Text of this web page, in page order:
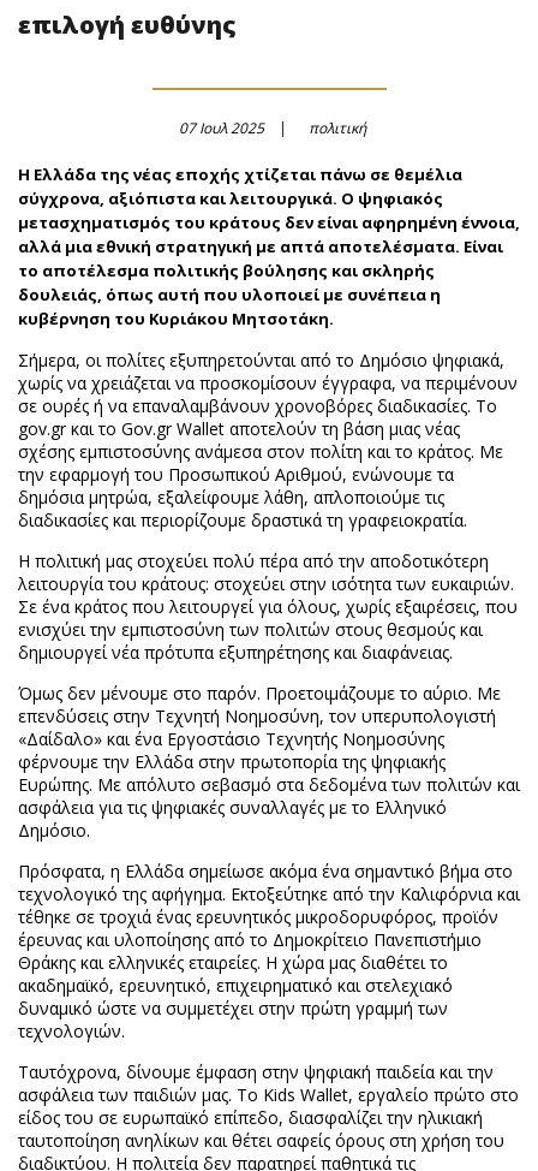
επιλογή ευθύνης
07 Ιουλ 2025 πολιτική
Η Ελλάδα της νέας εποχής χτίζεται πάνω σε θεμέλια
σύγχρονα, αξιόπιστα και λειτουργικά. Ο ψηφιακός
μετασχηματισμός του κράτους δεν είναι αφηρημένη έννοια,
αλλά μια εθνική στρατηγική με απτά αποτελέσματα. Είναι
το αποτέλεσμα πολιτικής βούλησης και σκληρής
δουλειάς, όπως αυτή που υλοποιεί με συνέπεια η
κυβέρνηση του Κυριάκου Μητσοτάκη.
Σήμερα, οι πολίτες εξυπηρετούνται από το Δημόσιο ψηφιακά,
χωρίς να χρειάζεται να προσκομίσουν έγγραφα, να περιμένουν
σε ουρές ή να επαναλαμβάνουν χρονοβόρες διαδικασίες. Το
gov.gr και το Gov.gr Wallet αποτελούν τη βάση μιας νέας
σχέσης εμπιστοσύνης ανάμεσα στον πολίτη και το κράτος. Με
την εφαρμογή του Προσωπικού Αριθμού, ενώνουμε τα
δημόσια μητρώα, εξαλείφουμε λάθη, απλοποιούμε τις
διαδικασίες και περιορίζουμε δραστικά τη γραφειοκρατία.
Η πολιτική μας στοχεύει πολύ πέρα από την αποδοτικότερη
λειτουργία του κράτους: στοχεύει στην ισότητα των ευκαιριών.
Σε ένα κράτος που λειτουργεί για όλους, χωρίς εξαιρέσεις, που
ενισχύει την εμπιστοσύνη των πολιτών στους θεσμούς και
δημιουργεί νέα πρότυπα εξυπηρέτησης και διαφάνειας.
Όμως δεν μένουμε στο παρόν. Προετοιμάζουμε το αύριο. Με
επενδύσεις στην Τεχνητή Νοημοσύνη, τον υπερυπολογιστή
«Δαίδαλο» και ένα Εργοστάσιο Τεχνητής Νοημοσύνης
φέρνουμε την Ελλάδα στην πρωτοπορία της ψηφιακής
Ευρώπης. Με απόλυτο σεβασμό στα δεδομένα των πολιτών και
ασφάλεια για τις ψηφιακές συναλλαγές με το Ελληνικό
Δημόσιο.
Πρόσφατα, η Ελλάδα σημείωσε ακόμα ένα σημαντικό βήμα στο
τεχνολογικό της αφήγημα. Εκτοξεύτηκε από την Καλιφόρνια και
τέθηκε σε τροχιά ένας ερευνητικός μικροδορυφόρος, προϊόν
έρευνας και υλοποίησης από το Δημοκρίτειο Πανεπιστήμιο
Θράκης και ελληνικές εταιρείες. Η χώρα μας διαθέτει το
ακαδημαϊκό, ερευνητικό, επιχειρηματικό και στελεχιακό
δυναμικό ώστε να συμμετέχει στην πρώτη γραμμή των
τεχνολογιών.
Ταυτόχρονα, δίνουμε έμφαση στην ψηφιακή παιδεία και την
ασφάλεια των παιδιών μας. Το Kids Wallet, εργαλείο πρώτο στο
είδος του σε ευρωπαϊκό επίπεδο, διασφαλίζει την ηλικιακή
ταυτοποίηση ανηλίκων και θέτει σαφείς όρους στη χρήση του
διαδικτύου. Η πολιτεία δεν παρατηρεί παθητικά τις